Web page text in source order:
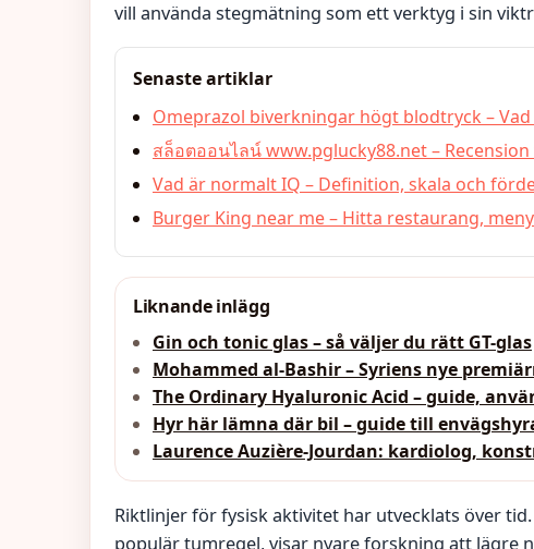
vill använda stegmätning som ett verktyg i sin
Senaste artiklar
Omeprazol biverkningar högt blodtryck –
สล็อตออนไลน์ www.pglucky88.net –
Vad är normalt IQ – Definition, skala och
Burger King near me – Hitta restaurang,
Liknande inlägg
Gin och tonic glas – så väljer du rätt GT-glas
Mohammed al-Bashir – Syriens nye
The Ordinary Hyaluronic Acid – guide,
Hyr här lämna där bil – guide till
Laurence Auzière-Jourdan: kardiolog,
Riktlinjer för fysisk aktivitet har utvecklats över
populär tumregel, visar nyare forskning att lägre